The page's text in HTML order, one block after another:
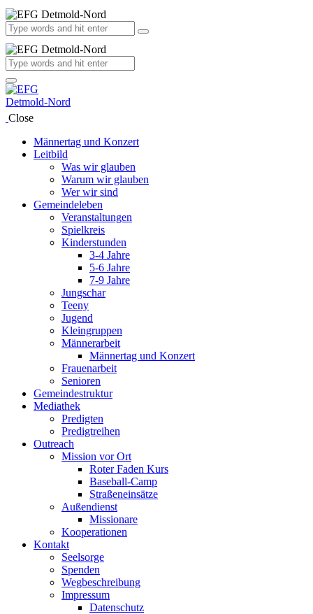
Close
Männertag und Konzert
Leitbild
Was wir glauben
Warum wir glauben
Wer wir sind
Gemeindeleben
Veranstaltungen
Spielkreis
Kinderstunden
3-4 Jahre
5-6 Jahre
7-9 Jahre
Jungschar
Teeny
Jugend
Kleingruppen
Männerarbeit
Männertag und Konzert
Frauenarbeit
Senioren
Gemeindestruktur
Mediathek
Predigten
Predigtreihen
Outreach
Mission vor Ort
Roter Faden Kurs
Baseball-Camp
Straßeneinsätze
Außendienst
Missionare
Kooperationen
Kontakt
Seelsorge
Spenden
Wegbeschreibung
Impressum
Datenschutz